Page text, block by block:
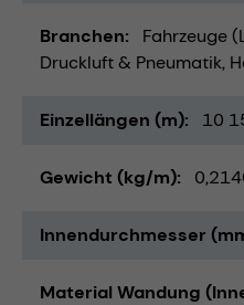
Branchen
Fahrzeuge
Druckluft & Pneumatik
Einzellängen (m) 10
Gewicht (kg/m)
Innendurchmesser
Material Wandung